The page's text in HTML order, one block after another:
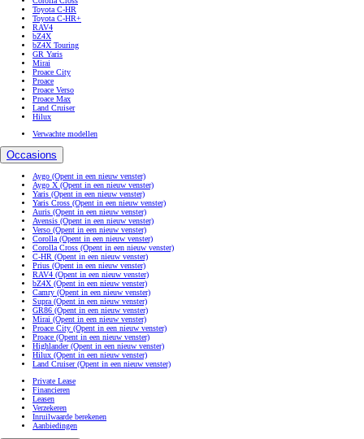
Toyota C-HR
Toyota C-HR+
RAV4
bZ4X
bZ4X Touring
GR Yaris
Mirai
Proace City
Proace
Proace Verso
Proace Max
Land Cruiser
Hilux
Verwachte modellen
Occasions
Aygo (Opent in een nieuw venster)
Aygo X (Opent in een nieuw venster)
Yaris (Opent in een nieuw venster)
Yaris Cross (Opent in een nieuw venster)
Auris (Opent in een nieuw venster)
Avensis (Opent in een nieuw venster)
Verso (Opent in een nieuw venster)
Corolla (Opent in een nieuw venster)
Corolla Cross (Opent in een nieuw venster)
C-HR (Opent in een nieuw venster)
Prius (Opent in een nieuw venster)
RAV4 (Opent in een nieuw venster)
bZ4X (Opent in een nieuw venster)
Camry (Opent in een nieuw venster)
Supra (Opent in een nieuw venster)
GR86 (Opent in een nieuw venster)
Mirai (Opent in een nieuw venster)
Proace City (Opent in een nieuw venster)
Proace (Opent in een nieuw venster)
Highlander(Opent in een nieuw venster)
Hilux (Opent in een nieuw venster)
Land Cruiser(Opent in een nieuw venster)
Private Lease
Financieren
Leasen
Verzekeren
Inruilwaarde berekenen
Aanbiedingen